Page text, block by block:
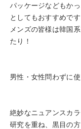
パッケージなどもか
としてもおすすめです
メンズの皆様は韓国
たり！
男性・女性問わずに
絶妙なニュアンスカ
研究を重ね、黒目の